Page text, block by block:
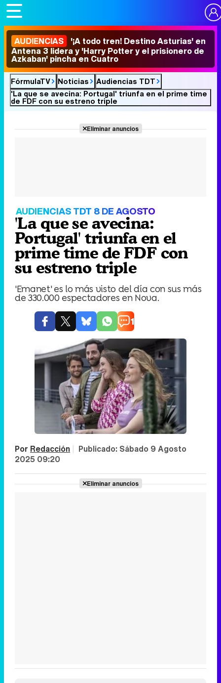
AUDIENCIAS '¡A todo tren! Destino Asturias' en
Antena 3 lidera y 'Harry Potter y el prisionero de
Azkaban' pincha en Cuatro
FórmulaTV Noticias
Audiencias TDT
'La que se avecina: Portugal' triunfa en el prime time
de FDF con su estreno triple
Eliminar anuncios
AUDIENCIAS TDT 8 DE AGOSTO
'La que se avecina:
Portugal' triunfa en el
prime time de FDF con
su estreno triple
'Emanet' es lo más visto del día con sus más
de 330.000 espectadores en Nova.
1
Por Redacción | Publicado: Sábado 9 Agosto
2025 09:20
Eliminar anuncios